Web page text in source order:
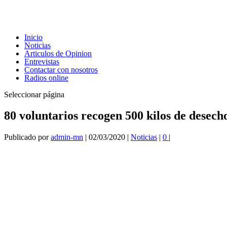
Inicio
Noticias
Articulos de Opinion
Entrevistas
Contactar con nosotros
Radios online
Seleccionar página
80 voluntarios recogen 500 kilos de
Publicado poradmin-mn | 02/03/2020 | Noticias | 0 |